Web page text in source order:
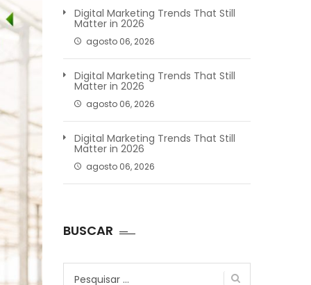
Digital Marketing Trends That Still
Matter in 2026
agosto 06, 2026
Digital Marketing Trends That Still
Matter in 2026
agosto 06, 2026
Digital Marketing Trends That Still
Matter in 2026
agosto 06, 2026
BUSCAR